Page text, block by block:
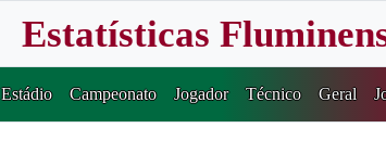
Estatísticas
Estádio Campeonato Jogador Técnico Geral